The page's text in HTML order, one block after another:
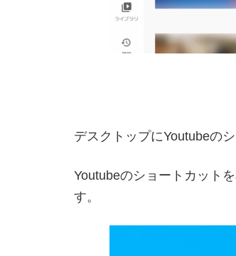
デスクトップにYoutubeの
Youtubeのショートカット
す。